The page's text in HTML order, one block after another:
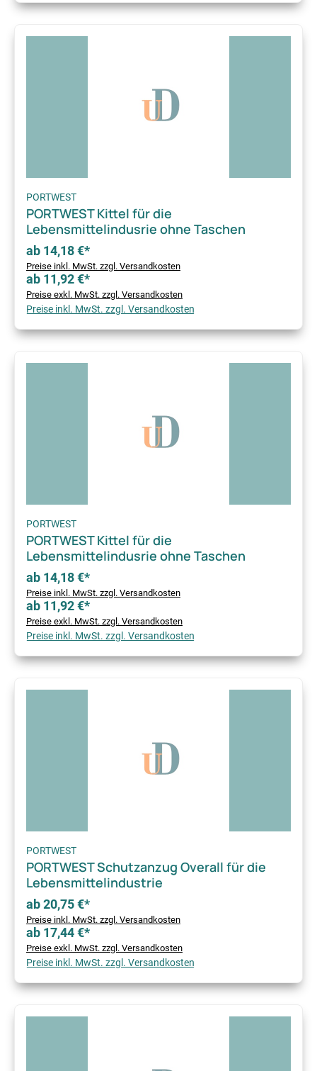
PORTWEST
PORTWEST Kittel für die
Lebensmittelindusrie ohne Taschen
ab 14,18 €*
Preise inkl. MwSt. zzgl. Versandkosten
ab 11,92 €*
Preise exkl. MwSt. zzgl. Versandkosten
Preise inkl. MwSt. zzgl. Versandkosten
PORTWEST
PORTWEST Kittel für die
Lebensmittelindusrie ohne Taschen
ab 14,18 €*
Preise inkl. MwSt. zzgl. Versandkosten
ab 11,92 €*
Preise exkl. MwSt. zzgl. Versandkosten
Preise inkl. MwSt. zzgl. Versandkosten
PORTWEST
PORTWEST Schutzanzug Overall für die
Lebensmittelindustrie
ab 20,75 €*
Preise inkl. MwSt. zzgl. Versandkosten
ab 17,44 €*
Preise exkl. MwSt. zzgl. Versandkosten
Preise inkl. MwSt. zzgl. Versandkosten